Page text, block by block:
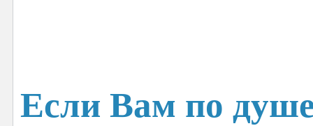
Если Вам по